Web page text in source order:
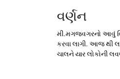
વર્ણન
મી.મગજવગરનો આવું
કરવા લાગી. આજ થી
ચાલને યાર લોકોની